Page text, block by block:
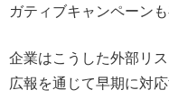
ガティブキャンペーン
企業はこうした外部リ
広報を通じて早期に対